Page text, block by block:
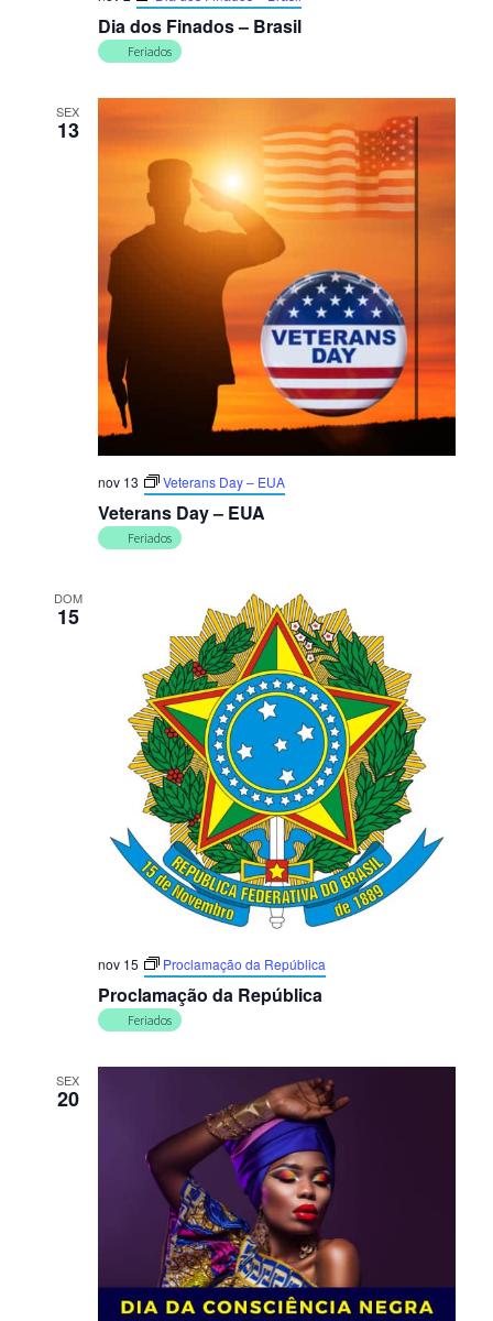
Dia dos Finados – Brasil
Feriados
SEX
13
Veterans Day – EUA
nov 13 Veterans Day – EUA
Feriados
DOM
15
Proclamação da República
nov 15 Proclamação da República
Feriados
SEX
20